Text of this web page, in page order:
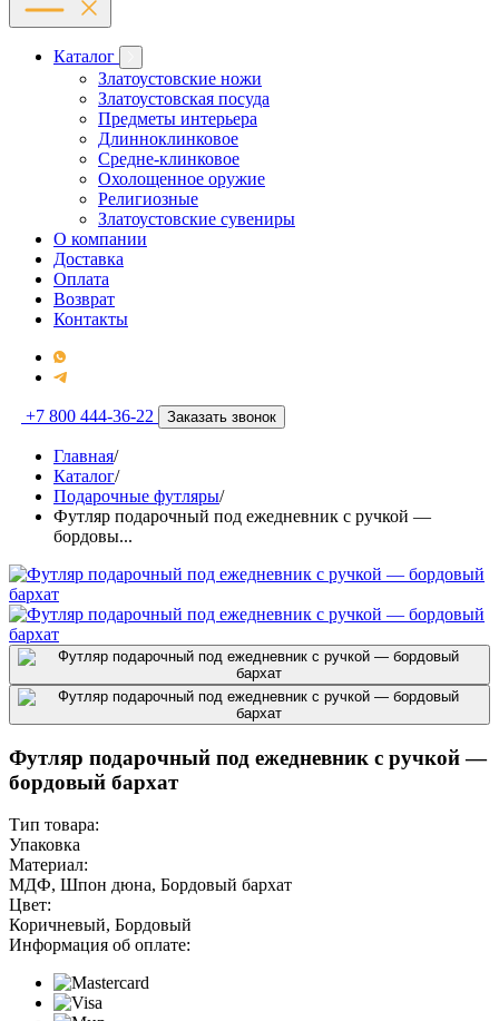
Каталог
Златоустовские ножи
Златоустовская посуда
Предметы интерьера
Длинноклинковое
Средне-клинковое
Охолощенное оружие
Религиозные
Златоустовские сувениры
О компании
Доставка
Оплата
Возврат
Контакты
+7 800 444-36-22 Заказать звонок
Главная/
Каталог/
Подарочные футляры/
Футляр подарочный под ежедневник с ручкой —
бордовы...
Футляр подарочный под ежедневник с ручкой —
бордовый бархат
Тип товара:
Упаковка
Материал:
МДФ, Шпон дюна, Бордовый бархат
Цвет:
Коричневый, Бордовый
Информация об оплате: